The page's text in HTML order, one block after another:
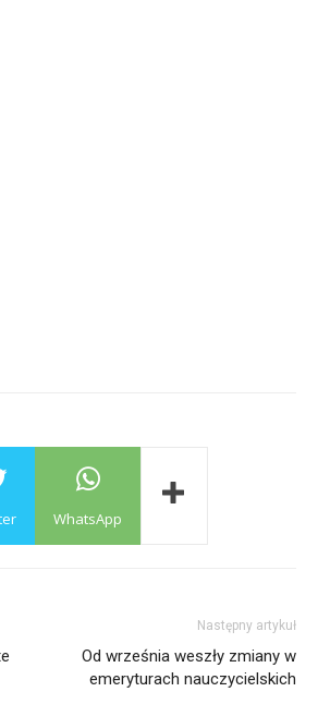
WhatsApp
Następny artykuł
Od września weszły zmiany w
emeryturach nauczycielskich